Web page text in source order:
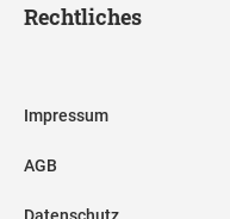
Rechtliches
Impressum
AGB